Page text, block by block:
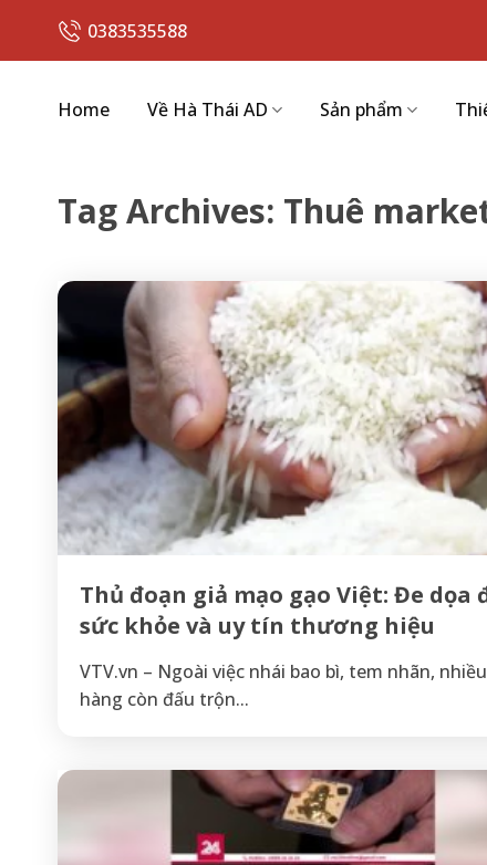
content
0383535588
Home Về Hà Thái AD Sản phẩm
Tag Archives: Thuê
Thủ đoạn giả mạo gạo Việt: Đe dọa
sức khỏe và uy tín thương hiệu
VTV.vn – Ngoài việc nhái bao bì, tem nhãn,
hàng còn đấu trộn...